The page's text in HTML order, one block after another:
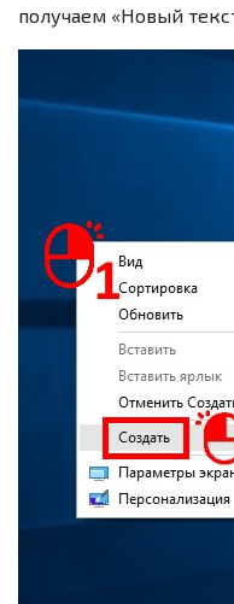
получаем «Новый